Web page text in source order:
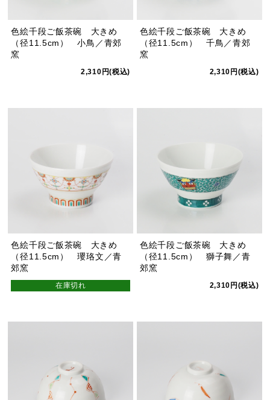
色絵千段ご飯茶碗 大きめ
（径11.5cm） 小鳥／青郊
窯
2,310円(税込)
色絵千段ご飯茶碗 大きめ
（径11.5cm） 千鳥／青郊
窯
2,310円(税込)
色絵千段ご飯茶碗 大きめ
（径11.5cm） 瓔珞文／青
郊窯
在庫切れ
色絵千段ご飯茶碗 大きめ
（径11.5cm） 獅子舞／青
郊窯
2,310円(税込)